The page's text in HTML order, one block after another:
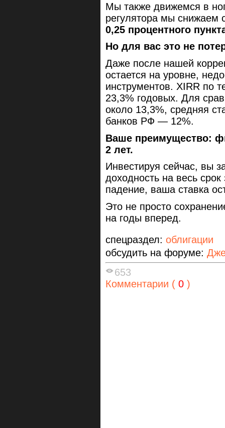
Мы также движемся в
регулятора мы снижаем
0,25 процентного
Но для вас это не
Даже после нашей
остается на уровне,
инструментов. XIRR по
23,3% годовых. Для
около 13,3%, средняя
банков РФ — 12%.
Ваше преимущество:
2 лет.
Инвестируя сейчас, вы
доходность на весь
падение, ваша ставка
Это не просто
на годы вперед.
спецраздел: облигации
обсудить на форуме:
653
Комментарии ( 0 )